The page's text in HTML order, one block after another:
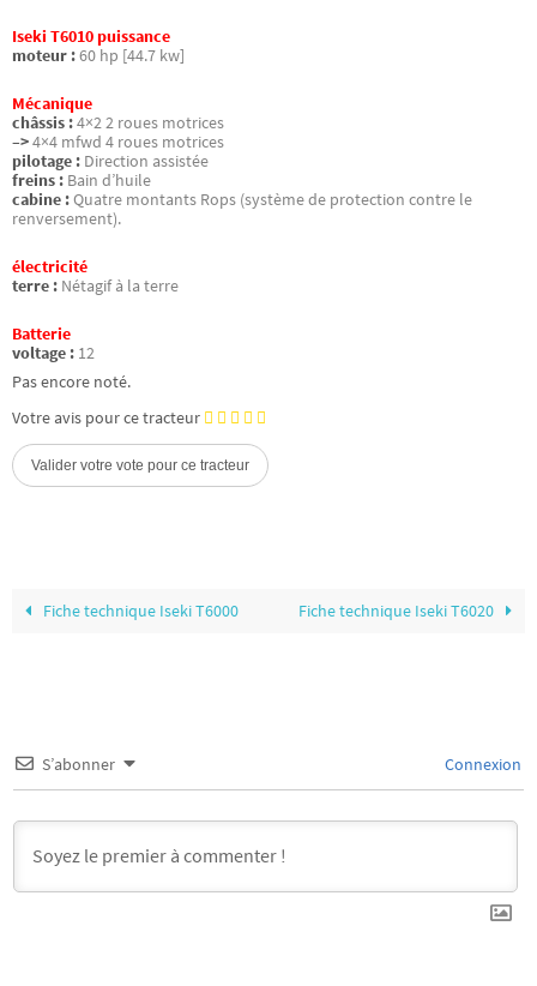
Iseki T6010 puissance
moteur :60 hp [44.7 kw]
Mécanique
châssis :4×2 2 roues motrices
–>4×4 mfwd 4 roues motrices
pilotage : Direction assistée
freins : Bain d’huile
cabine :Quatre montants Rops (système de protection contre le
renversement).
électricité
terre : Nétagif à la terre
Batterie
voltage : 12
Pas encore noté.
Votre avis pour ce tracteur
Fiche technique Iseki T6000 Fiche technique Iseki T6020
S’abonner Connexion